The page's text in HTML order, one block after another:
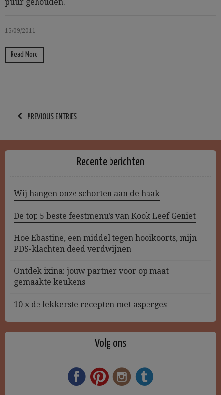
puur gehouden.
15/09/2011
Read More
PREVIOUS ENTRIES
Recente berichten
Wij hangen onze schorten aan de haak
De top 5 beste feestmenu’s van Kook Leef Geniet
Hoe Ebastine, een middel tegen hooikoorts, mijn
PDS-klachten deed verdwijnen
Ontdek ixina: jouw partner voor op maat
gemaakte keukens
10 x de lekkerste recepten met asperges
Volg ons